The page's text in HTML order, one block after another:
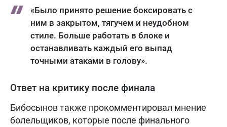
«Было принято решение боксировать с
ним в закрытом, тягучем и неудобном
стиле. Больше работать в блоке и
останавливать каждый его выпад
точными атаками в голову».
Ответ на критику после финала
Бибосынов также прокомментировал мнение
болельщиков, которые после финального